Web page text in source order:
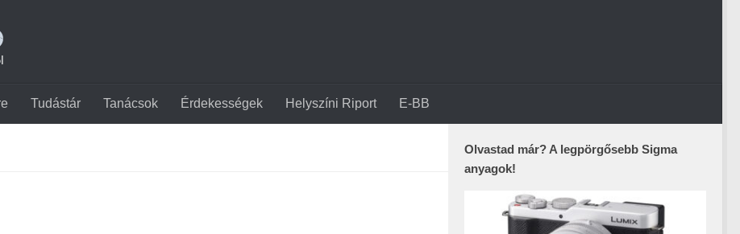
Tudástár Tanácsok Érdekességek Helyszíni Riport E-BB
Olvastad már? A legpörgősebb Sigma
anyagok!